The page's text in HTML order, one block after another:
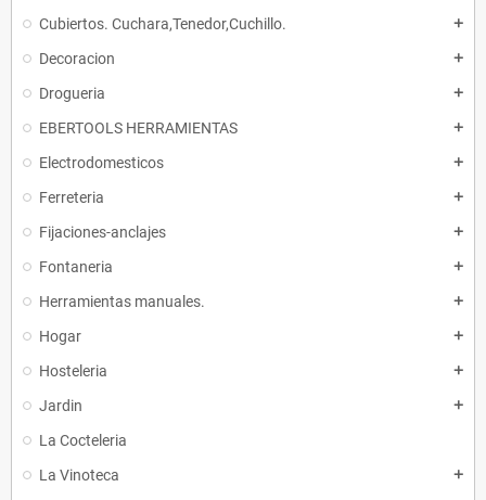
Cubiertos. Cuchara,Tenedor,Cuchillo. add
Decoracion add
Drogueria add
EBERTOOLS HERRAMIENTAS add
Electrodomesticos add
Ferreteria add
Fijaciones-anclajes add
Fontaneria add
Herramientas manuales. add
Hogar add
Hosteleria add
Jardin add
La Cocteleria
La Vinoteca
add